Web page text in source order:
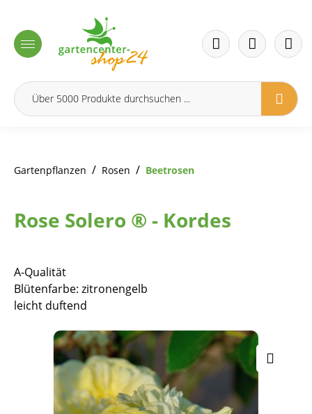
Gartenpflanzen / Rosen / Beetrosen
Rose Solero ® - Kordes
A-Qualität
Blütenfarbe: zitronengelb
leicht duftend